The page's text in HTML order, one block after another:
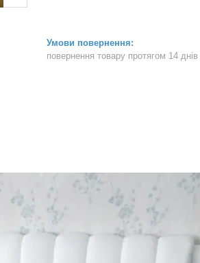
повернення товару протягом 14 днів